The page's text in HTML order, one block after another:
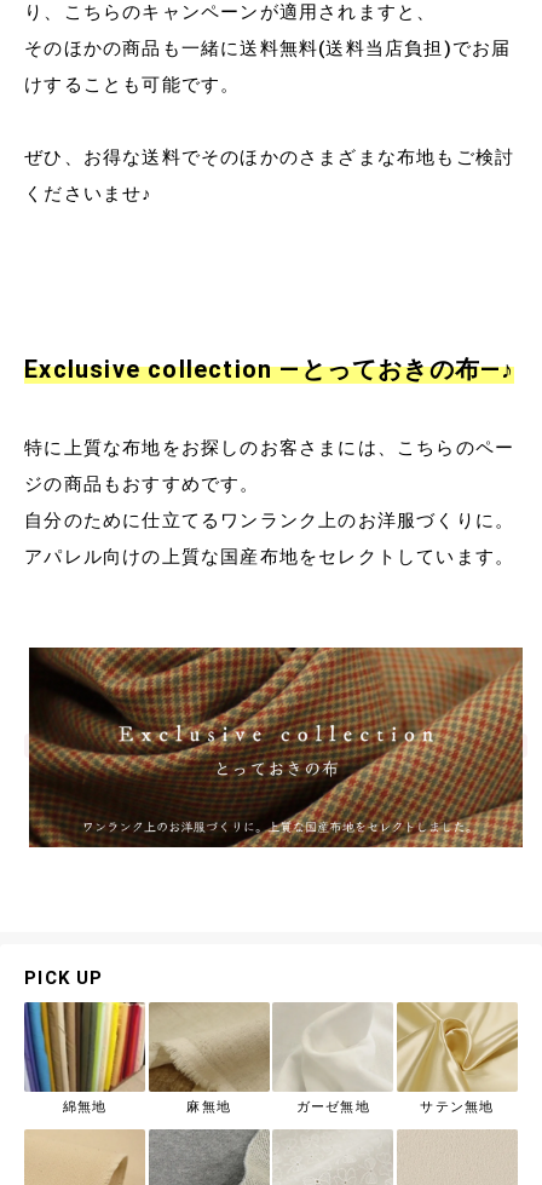
り、こちらのキャンペーンが適用されますと、
そのほかの商品も一緒に送料無料(送料当店負担)でお届
けすることも可能です。
ぜひ、お得な送料でそのほかのさまざまな布地もご検討
くださいませ♪
Exclusive collection ―とっておきの布―♪
特に上質な布地をお探しのお客さまには、こちらのペー
ジの商品もおすすめです。
自分のために仕立てるワンランク上のお洋服づくりに。
アパレル向けの上質な国産布地をセレクトしています。
PICK UP
綿無地 麻無地 ガーゼ無地 サテン無地